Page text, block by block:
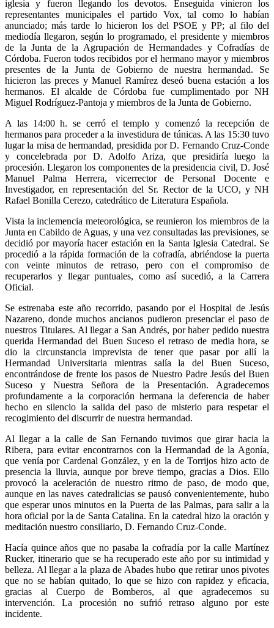
iglesia y fueron llegando los devotos. Enseguida vinieron los
representantes municipales el partido Vox, tal como lo habían
anunciado; más tarde lo hicieron los del PSOE y PP; al filo del
mediodía llegaron, según lo programado, el presidente y miembros
de la Junta de la Agrupación de Hermandades y Cofradías de
Córdoba. Fueron todos recibidos por el hermano mayor y miembros
presentes de la Junta de Gobierno de nuestra hermandad. Se
hicieron las preces y Manuel Ramírez deseó buena estación a los
hermanos. El alcalde de Córdoba fue cumplimentado por NH
Miguel Rodríguez-Pantoja y miembros de la Junta de Gobierno.
A las 14:00 h. se cerró el templo y comenzó la recepción de
hermanos para proceder a la investidura de túnicas. A las 15:30 tuvo
lugar la misa de hermandad, presidida por D. Fernando Cruz-Conde
y concelebrada por D. Adolfo Ariza, que presidiría luego la
procesión. Llegaron los componentes de la presidencia civil, D. José
Manuel Palma Herrera, vicerrector de Personal Docente e
Investigador, en representación del Sr. Rector de la UCO, y NH
Rafael Bonilla Cerezo, catedrático de Literatura Española.
Vista la inclemencia meteorológica, se reunieron los miembros de la
Junta en Cabildo de Aguas, y una vez consultadas las previsiones, se
decidió por mayoría hacer estación en la Santa Iglesia Catedral. Se
procedió a la rápida formación de la cofradía, abriéndose la puerta
con veinte minutos de retraso, pero con el compromiso de
recuperarlos y llegar puntuales, como así sucedió, a la Carrera
Oficial.
Se estrenaba este año recorrido, pasando por el Hospital de Jesús
Nazareno, donde muchos ancianos pudieron presenciar el paso de
nuestros Titulares. Al llegar a San Andrés, por haber pedido nuestra
querida Hermandad del Buen Suceso el retraso de media hora, se
dio la circunstancia imprevista de tener que pasar por allí la
Hermandad Universitaria mientras salía la del Buen Suceso,
encontrándose de frente los pasos de Nuestro Padre Jesús del Buen
Suceso y Nuestra Señora de la Presentación. Agradecemos
profundamente a la corporación hermana la deferencia de haber
hecho en silencio la salida del paso de misterio para respetar el
recogimiento del discurrir de nuestra hermandad.
Al llegar a la calle de San Fernando tuvimos que girar hacia la
Ribera, para evitar encontrarnos con la Hermandad de la Agonía,
que venía por Cardenal González, y en la de Torrijos hizo acto de
presencia la lluvia, aunque por breve tiempo, gracias a Dios. Ello
provocó la aceleración de nuestro ritmo de paso, de modo que,
aunque en las naves catedralicias se pausó convenientemente, hubo
que esperar unos minutos en la Puerta de las Palmas, para salir a la
hora oficial por la de Santa Catalina. En la catedral hizo la oración y
meditación nuestro consiliario, D. Fernando Cruz-Conde.
Hacía quince años que no pasaba la cofradía por la calle Martínez
Rucker, itinerario que se ha recuperado este año por su intimidad y
belleza. Al llegar a la plaza de Abades hubo que retirar unos pivotes
que no se habían quitado, lo que se hizo con rapidez y eficacia,
gracias al Cuerpo de Bomberos, al que agradecemos su
intervención. La procesión no sufrió retraso alguno por este
incidente.